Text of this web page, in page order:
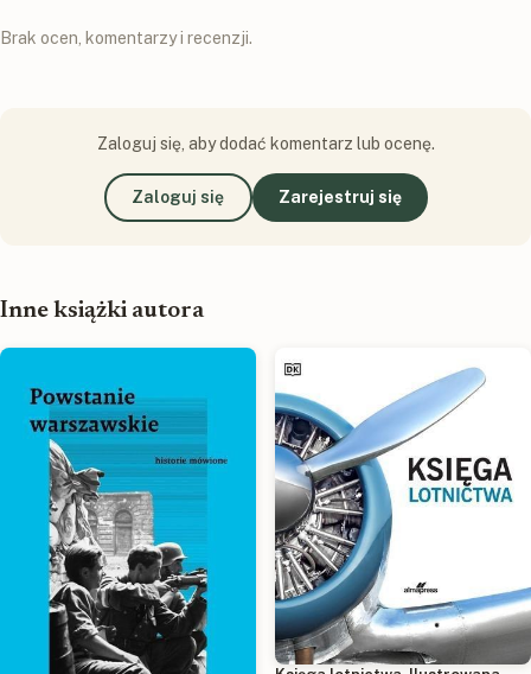
Brak ocen, komentarzy i recenzji.
Zaloguj się, aby dodać komentarz lub ocenę.
Zaloguj się Zarejestruj się
Inne książki autora